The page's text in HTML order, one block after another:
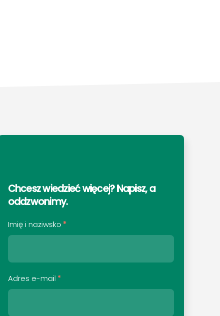
Chcesz wiedzieć więcej? Napisz, a
oddzwonimy.
Imię i naziwsko *
Adres e-mail *